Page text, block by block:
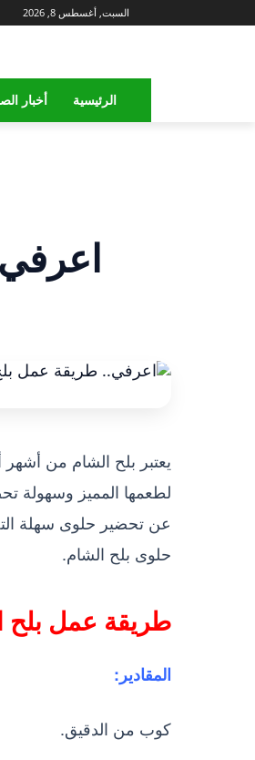
السبت, أغسطس 8, 2026
الرئيسية أخبار
يعتبر بلح الشام من أشهر
لطعمها المميز وسهولة
عن تحضير حلوى سهلة
حلوى بلح الشام.
طريقة عمل بلح
المقادير:
كوب من الدقيق.